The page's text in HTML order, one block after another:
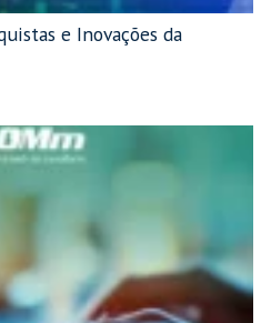
e Inovações da